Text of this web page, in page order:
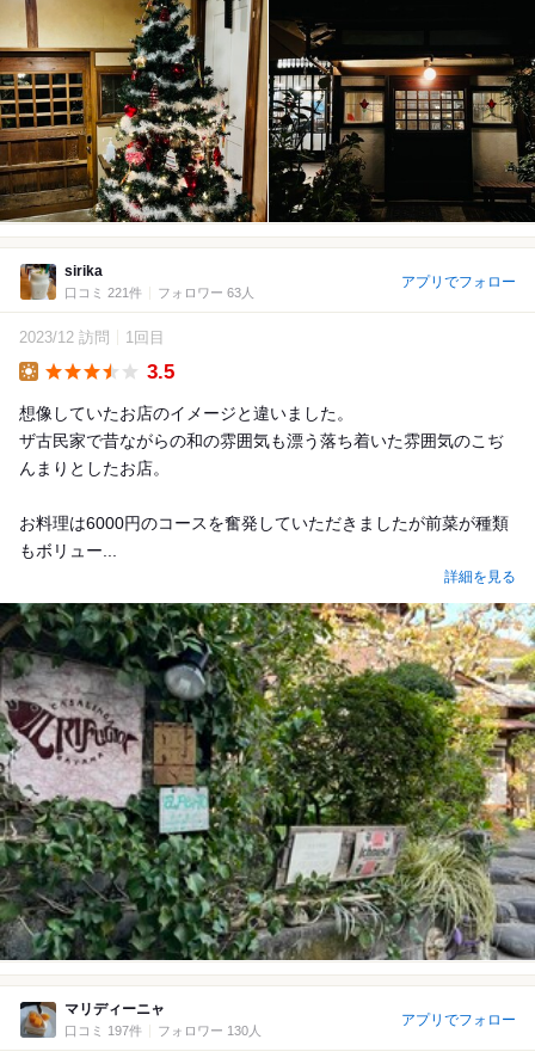
sirika
口コミ 221件 フォロワー 63人
アプリでフォロー
2023/12 訪問 1回目
3.5
想像していたお店のイメージと違いました。
ザ古民家で昔ながらの和の雰囲気も漂う落ち着いた雰囲気のこぢ
んまりとしたお店。
お料理は6000円のコースを奮発していただきましたが前菜が種類
もボリュー...
詳細を見る
マリディーニャ
口コミ 197件 フォロワー 130人
アプリでフォロー